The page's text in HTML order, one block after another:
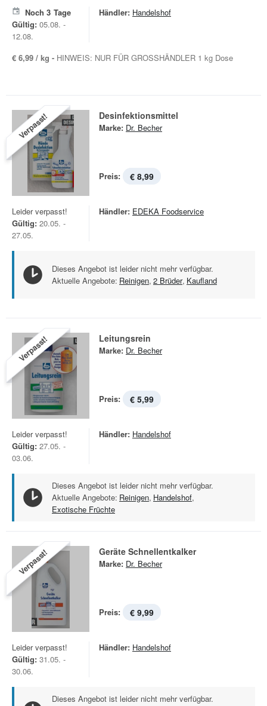
Noch 3 Tage
Gültig: 05.08. -
12.08.
Händler: Handelshof
€ 6,99 / kg - HINWEIS: NUR FÜR GROSSHÄNDLER 1 kg Dose
Verpasst! Desinfektionsmittel
Marke: Dr. Becher
Preis: € 8,99
Leider verpasst!
Gültig: 20.05. -
27.05.
Händler: EDEKA Foodservice
Dieses Angebot ist leider nicht mehr verfügbar.
Aktuelle Angebote: Reinigen, 2 Brüder, Kaufland
Verpasst! Leitungsrein
Marke: Dr. Becher
Preis: € 5,99
Leider verpasst!
Gültig: 27.05. -
03.06.
Händler: Handelshof
Dieses Angebot ist leider nicht mehr verfügbar.
Aktuelle Angebote: Reinigen, Handelshof,
Exotische Früchte
Verpasst! Geräte Schnellentkalker
Marke: Dr. Becher
Preis: € 9,99
Leider verpasst!
Gültig: 31.05. -
30.06.
Händler: Handelshof
Dieses Angebot ist leider nicht mehr verfügbar.